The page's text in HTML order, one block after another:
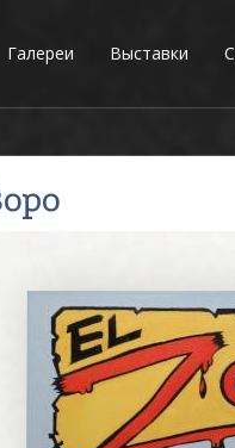
Галереи Выставки